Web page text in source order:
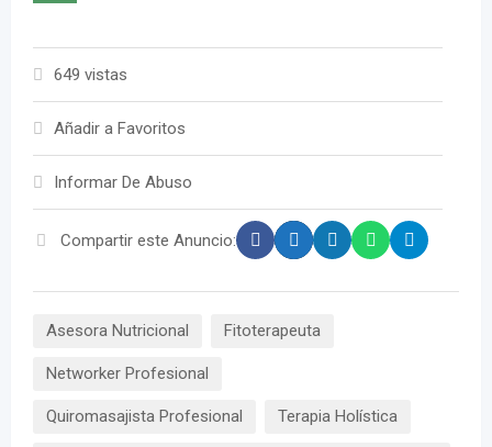
649 vistas
Añadir a Favoritos
Informar De Abuso
Compartir este Anuncio:
Asesora Nutricional Fitoterapeuta
Networker Profesional
Quiromasajista Profesional Terapia Holística